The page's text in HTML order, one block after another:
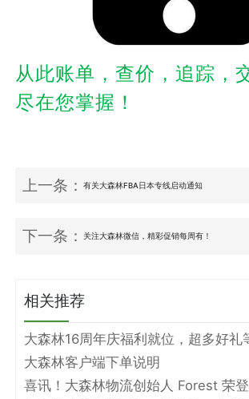
从此账单，查价，追踪，
尽在您掌握！
上一条：有关大森林FBA日本专线启动通知
下一条：关注大森林微信，精彩促销每周有！
相关推荐
大森林16周年庆福利就位，超多好礼
大森林客户端下单说明